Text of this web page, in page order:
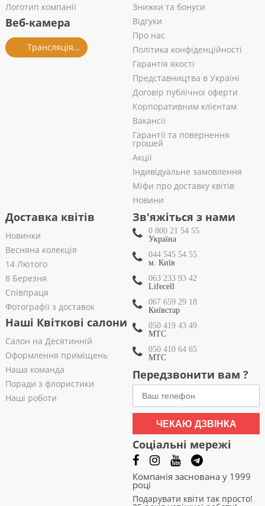
Логотип компанії
Веб-камера
Трансляція із салону
Знижки та бонуси
Відгуки
Про нас
Політика конфіденційності
Гарантія якості
Представництва в Україні
Договір публічної оферти
Корпоративним клієнтам
Вакансії
Гарантії та повернення
грошей
Акції
Індивідуальне замовлення
Міфи про доставку квітів
Новини
Доставка квітів
Новинки
Весняна колекція
14 Лютого
8 Березня
Співпраця
Фотографії з доставок
Наші Квіткові салони
Салон на Десятинній
Оформлення приміщень
Наша команда
Поради з флористики
Наші роботи
Зв'яжіться з нами
0 800 21 54 55
Україна
044 545 54 55
м. Київ
063 233 93 42
Lifecell
067 659 29 18
Київстар
050 419 43 49
МТС
050 410 64 65
МТС
Передзвонити вам ?
ЧЕКАЮ ДЗВІНКА
Соціальні мережі
Компанія заснована у 1999
році
Подарувати квіти так просто!